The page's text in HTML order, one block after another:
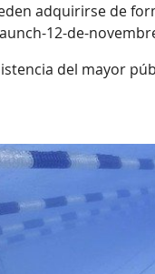
adquirirse de
12-de-
del mayor